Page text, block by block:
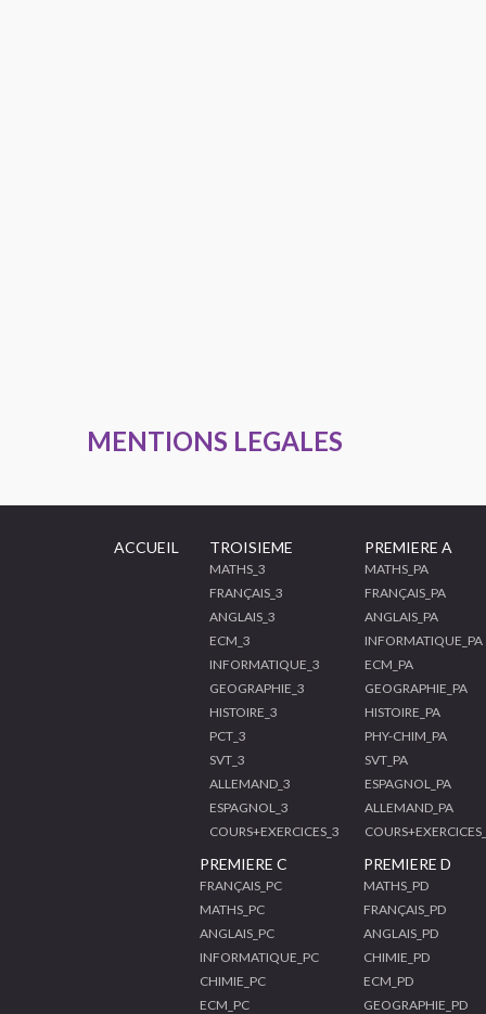
MENTIONS LEGALES
ACCUEIL TROISIEME
MATHS_3
FRANÇAIS_3
ANGLAIS_3
ECM_3
INFORMATIQUE_3
GEOGRAPHIE_3
HISTOIRE_3
PCT_3
SVT_3
ALLEMAND_3
ESPAGNOL_3
COURS+EXERCICES_3
PREMIERE A
MATHS_PA
FRANÇAIS_PA
ANGLAIS_PA
INFORMATIQUE_PA
ECM_PA
GEOGRAPHIE_PA
HISTOIRE_PA
PHY-CHIM_PA
SVT_PA
ESPAGNOL_PA
ALLEMAND_PA
PREMIERE C
FRANÇAIS_PC
MATHS_PC
ANGLAIS_PC
INFORMATIQUE_PC
CHIMIE_PC
ECM_PC
PREMIERE D
MATHS_PD
FRANÇAIS_PD
ANGLAIS_PD
CHIMIE_PD
ECM_PD
GEOGRAPHIE_PD